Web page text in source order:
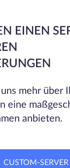
EINEN
uns mehr über
eine
anbieten.
CUSTOM-SERVER